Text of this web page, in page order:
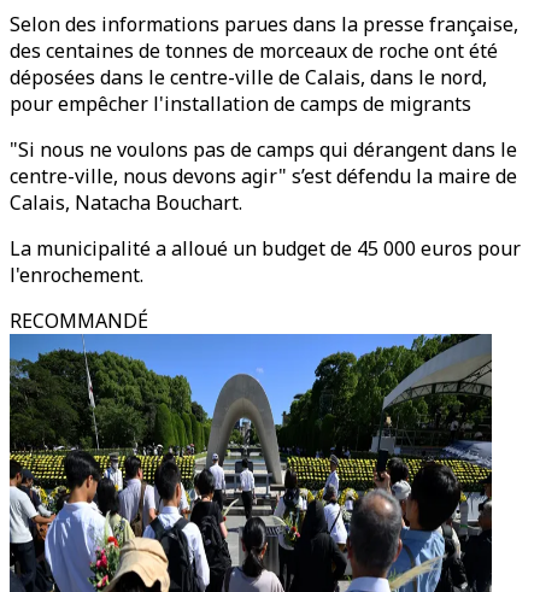
Selon des informations parues dans la presse française,
des centaines de tonnes de morceaux de roche ont été
déposées dans le centre-ville de Calais, dans le nord,
pour empêcher l'installation de camps de migrants
"Si nous ne voulons pas de camps qui dérangent dans le
centre-ville, nous devons agir" s’est défendu la maire de
Calais, Natacha Bouchart.
La municipalité a alloué un budget de 45 000 euros pour
l'enrochement.
RECOMMANDÉ